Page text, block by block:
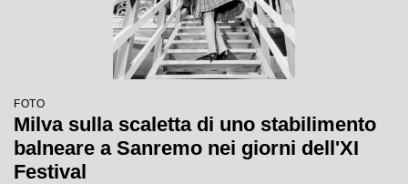
FOTO
Milva sulla scaletta di uno stabilimento
balneare a Sanremo nei giorni dell'XI
Festival